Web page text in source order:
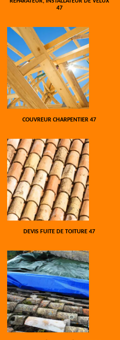
47
COUVREUR CHARPENTIER 47
DEVIS FUITE DE TOITURE 47